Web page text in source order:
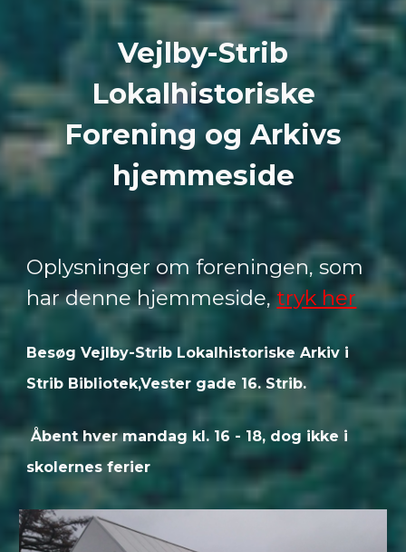
Vejlby-Strib
Lokalhistoriske
Forening og Arkivs
hjemmeside
Oplysninger om foreningen, som
har denne hjemmeside,tryk her
Besøg Vejlby-Strib Lokalhistoriske Arkiv i
Strib Bibliotek,Vester gade 16. Strib.
Åbent hver mandag kl. 16 - 18, dog ikke i
skolernes ferier